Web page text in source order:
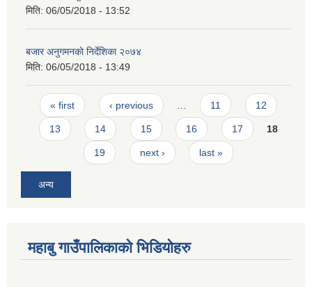
मिति: 06/05/2018 - 13:52
बजार अनुगमनकाे निर्देशिका २०७४
मिति: 06/05/2018 - 13:49
Pages
« first ‹ previous 11 12
13 14 15 16 17 18
19 next › last »
अन्य
महाबु गाउँपालिकाको भिडियोहरु